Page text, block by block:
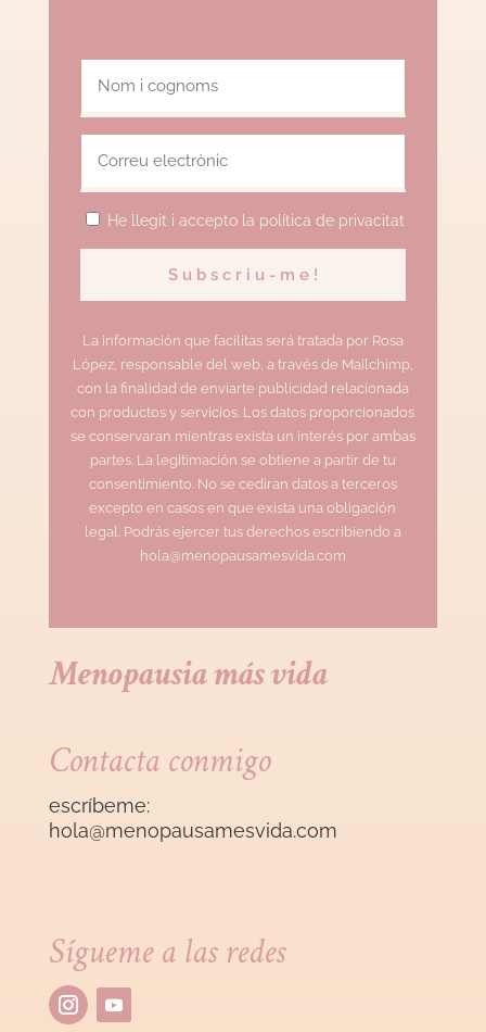
He llegit i accepto la política de privacitat
La información que facilitas será tratada por Rosa
López, responsable del web, a través de Mailchimp,
con la finalidad de enviarte publicidad relacionada
con productos y servicios. Los datos proporcionados
se conservaran mientras exista un interés por ambas
partes. La legitimación se obtiene a partir de tu
consentimiento. No se cediran datos a terceros
excepto en casos en que exista una obligación
legal. Podrás ejercer tus derechos escribiendo a
hola@menopausamesvida.com
Menopausia más vida
Contacta conmigo
escríbeme:
hola@menopausamesvida.com
Sígueme a las redes